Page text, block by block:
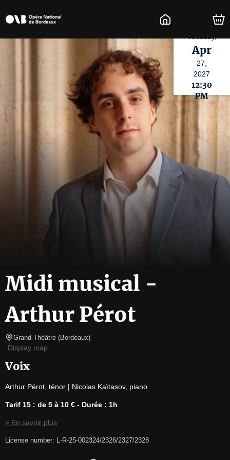
Apr
27,
2027
12:30
PM
Midi musical -
Arthur Pérot
Grand-Théâtre (Bordeaux)
Display map
Voix
Arthur Pérot, ténor | Nicolas Kaïtasov, piano
Tarif 15 : de 5 à 10 € - Durée : 1h
> En savoir plus
License number: L-R-25-002324/2326/2327/2328